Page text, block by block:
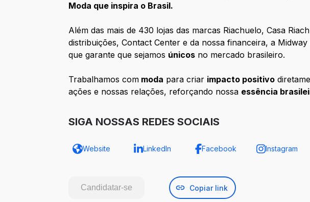
Moda que inspira o Brasil.
Além das mais de 430 lojas das marcas Riachuelo, Casa
distribuições, Contact Center e da nossa financeira, a
que garante que sejamos únicos no mercado brasileiro.
Trabalhamos com moda para criar impacto positivo
ações e nossas relações, reforçando nossa essência
SIGA NOSSAS REDES SOCIAIS
Website LinkedIn Facebook Instagram
Candidatar-se Copiar link